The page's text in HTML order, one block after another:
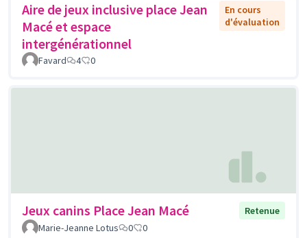
Aire de jeux inclusive place Jean
Macé et espace
intergénérationnel
En cours
d'évaluation
Favard 4 0
Jeux canins Place Jean Macé
Retenue
Marie-Jeanne Lotus
0 0